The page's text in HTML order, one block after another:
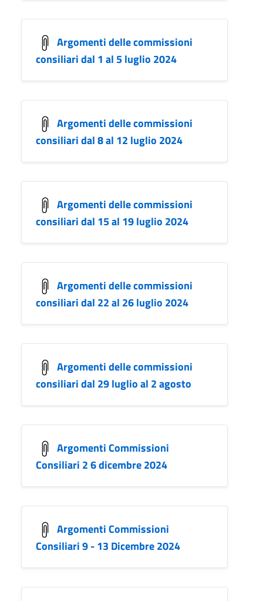
Argomenti delle commissioni
consiliari dal 1 al 5 luglio 2024
Argomenti delle commissioni
consiliari dal 8 al 12 luglio 2024
Argomenti delle commissioni
consiliari dal 15 al 19 luglio 2024
Argomenti delle commissioni
consiliari dal 22 al 26 luglio 2024
Argomenti delle commissioni
consiliari dal 29 luglio al 2 agosto
Argomenti Commissioni
Consiliari 2 6 dicembre 2024
Argomenti Commissioni
Consiliari 9 - 13 Dicembre 2024